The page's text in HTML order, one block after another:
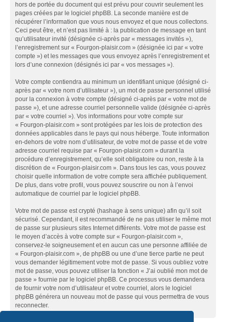
hors de portée du document qui est prévu pour couvrir seulement les
pages créées par le logiciel phpBB. La seconde manière est de
récupérer l’information que vous nous envoyez et que nous collectons.
Ceci peut être, et n’est pas limité à : la publication de message en tant
qu’utilisateur invité (désignée ci-après par « messages invités »),
l’enregistrement sur « Fourgon-plaisir.com » (désignée ici par « votre
compte ») et les messages que vous envoyez après l’enregistrement et
lors d’une connexion (désignés ici par « vos messages »).
Votre compte contiendra au minimum un identifiant unique (désigné ci-
après par « votre nom d’utilisateur »), un mot de passe personnel utilisé
pour la connexion à votre compte (désigné ci-après par « votre mot de
passe »), et une adresse courriel personnelle valide (désignée ci-après
par « votre courriel »). Vos informations pour votre compte sur
« Fourgon-plaisir.com » sont protégées par les lois de protection des
données applicables dans le pays qui nous héberge. Toute information
en-dehors de votre nom d’utilisateur, de votre mot de passe et de votre
adresse courriel requise par « Fourgon-plaisir.com » durant la
procédure d’enregistrement, qu’elle soit obligatoire ou non, reste à la
discrétion de « Fourgon-plaisir.com ». Dans tous les cas, vous pouvez
choisir quelle information de votre compte sera affichée publiquement.
De plus, dans votre profil, vous pouvez souscrire ou non à l’envoi
automatique de courriel par le logiciel phpBB.
Votre mot de passe est crypté (hashage à sens unique) afin qu’il soit
sécurisé. Cependant, il est recommandé de ne pas utiliser le même mot
de passe sur plusieurs sites Internet différents. Votre mot de passe est
le moyen d’accès à votre compte sur « Fourgon-plaisir.com »,
conservez-le soigneusement et en aucun cas une personne affiliée de
« Fourgon-plaisir.com », de phpBB ou une d’une tierce partie ne peut
vous demander légitimement votre mot de passe. Si vous oubliez votre
mot de passe, vous pouvez utiliser la fonction « J’ai oublié mon mot de
passe » fournie par le logiciel phpBB. Ce processus vous demandera
de fournir votre nom d’utilisateur et votre courriel, alors le logiciel
phpBB générera un nouveau mot de passe qui vous permettra de vous
reconnecter.